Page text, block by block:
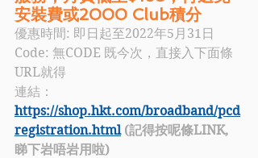
安裝費或2000 Club積分
優惠時間: 即日起至2022年5月31日
Code: 無CODE 既今次，直接入下面條
URL就得
連結：
https://shop.hkt.com/broadband/pcd
registration.html (記得按呢條LINK,
睇下岩唔岩用啦)